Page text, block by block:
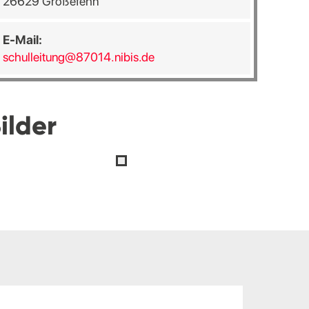
E-Mail:
schulleitung@87014.nibis.de